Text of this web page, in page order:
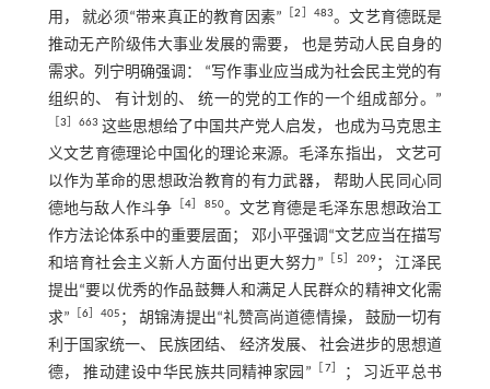
用， 就必须“带来真正的教育因素” ［2 ］483。文艺育德既是
推动无产阶级伟大事业发展的需要， 也是劳动人民自身的
需求。列宁明确强调： “写作事业应当成为社会民主党的有
组织的、 有计划的、 统一的党的工作的一个组成部分。”
3 ］663 这些思想给了中国共产党人启发， 也成为马克思主
义文艺育德理论中国化的理论来源。毛泽东指出， 文艺可
以作为革命的思想政治教育的有力武器， 帮助人民同心同
德地与敌人作斗争 ［4 ］850。文艺育德是毛泽东思想政治工
作方法论体系中的重要层面； 邓小平强调“文艺应当在描写
和培育社会主义新人方面付出更大努力”
5 ］209； 江泽民
提出“要以优秀的作品鼓舞人和满足人民群众的精神文化需
求”
6］405 ； 胡锦涛提出“礼赞高尚道德情操， 鼓励一切有
利于国家统一、 民族团结、 经济发展、 社会进步的思想道
德， 推动建设中华民族共同精神家园”
7］
； 习近平总书